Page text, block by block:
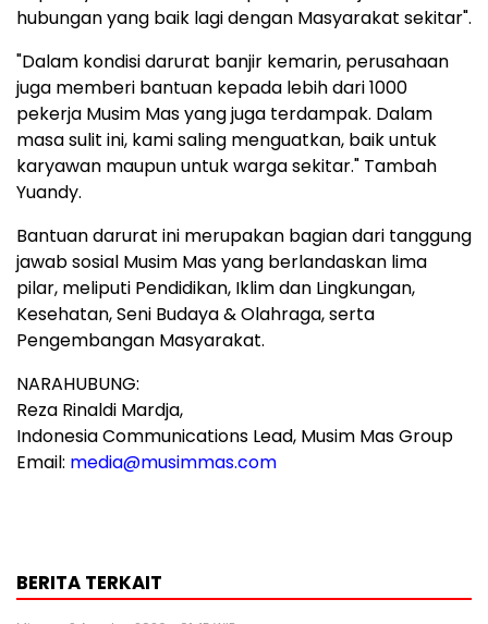
hubungan yang baik lagi dengan Masyarakat sekitar".
"Dalam kondisi darurat banjir kemarin, perusahaan
juga memberi bantuan kepada lebih dari 1000
pekerja Musim Mas yang juga terdampak. Dalam
masa sulit ini, kami saling menguatkan, baik untuk
karyawan maupun untuk warga sekitar." Tambah
Yuandy.
Bantuan darurat ini merupakan bagian dari tanggung
jawab sosial Musim Mas yang berlandaskan lima
pilar, meliputi Pendidikan, Iklim dan Lingkungan,
Kesehatan,Seni Budaya& Olahraga, serta
Pengembangan Masyarakat.
NARAHUBUNG:
Reza Rinaldi Mardja,
Indonesia Communications Lead, Musim Mas Group
Email: media@musimmas.com
BERITA TERKAIT